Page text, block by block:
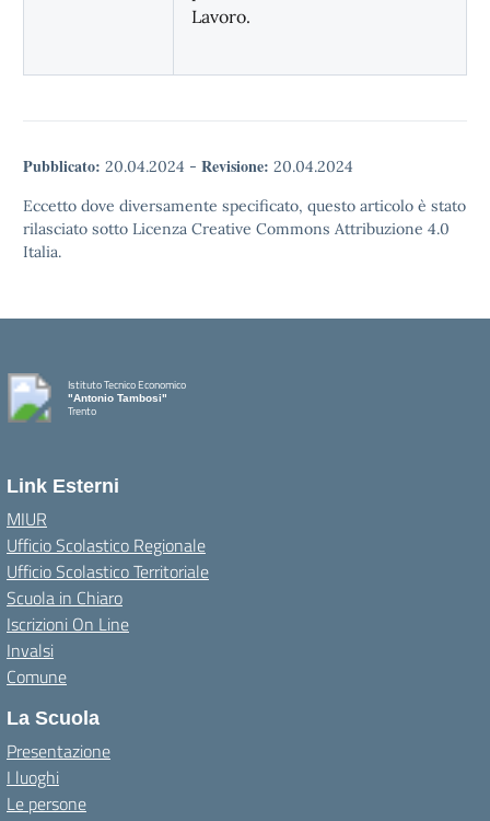
Lavoro.
Pubblicato: 20.04.2024 - Revisione: 20.04.2024
Eccetto dove diversamente specificato, questo articolo è stato
rilasciato sotto Licenza Creative Commons Attribuzione 4.0
Italia.
Istituto Tecnico Economico
"Antonio Tambosi"
Trento
Link Esterni
MIUR
Ufficio Scolastico Regionale
Ufficio Scolastico Territoriale
Scuola in Chiaro
Iscrizioni On Line
Invalsi
Comune
La Scuola
Presentazione
I luoghi
Le persone